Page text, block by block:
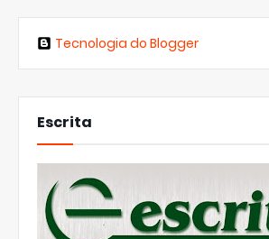
Tecnologia do Blogger
Escrita